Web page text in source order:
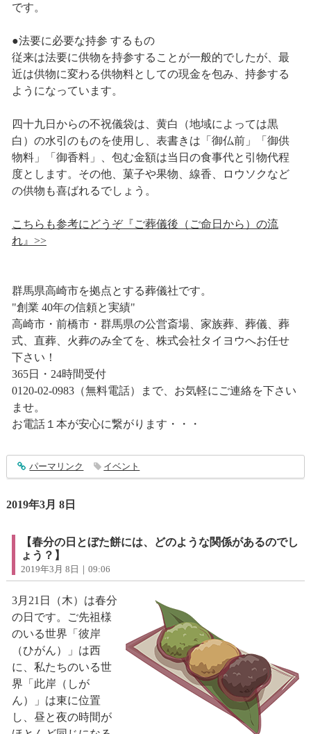
です。
●法要に必要な持参 するもの
従来は法要に供物を持参することが一般的でしたが、最
近は供物に変わる供物料としての現金を包み、持参する
ようになっています。
四十九日からの不祝儀袋は、黄白（地域によっては黒
白）の水引のものを使用し、表書きは「御仏前」「御供
物料」「御香料」、包む金額は当日の食事代と引物代程
度とします。その他、菓子や果物、線香、ロウソクなど
の供物も喜ばれるでしょう。
こちらも参考にどうぞ『ご葬儀後（ご命日から）の流
れ』>>
群馬県高崎市を拠点とする葬儀社です。
"創業 40年の信頼と実績"
高崎市・前橋市・群馬県の公営斎場、家族葬、葬儀、葬
式、直葬、火葬のみ全てを、株式会社タイヨウへお任せ
下さい！
365日・24時間受付
0120-02-0983（無料電話）まで、お気軽にご連絡を下さい
ませ。
お電話１本が安心に繋がります・・・
entry1818
パーマリンク イベント
2019年3月 8日
【春分の日とぼた餅には、どのような関係があるのでし
ょう？】
2019年3月 8日｜09:06
3月21日（木）は春分
の日です。ご先祖様
のいる世界「彼岸
（ひがん）」は西
に、私たちのいる世
界「此岸（しが
ん）」は東に位置
し、昼と夜の時間が